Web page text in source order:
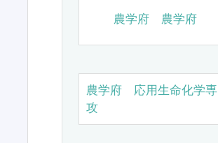
農学府 農学府
農学府 応用生命化学専
攻